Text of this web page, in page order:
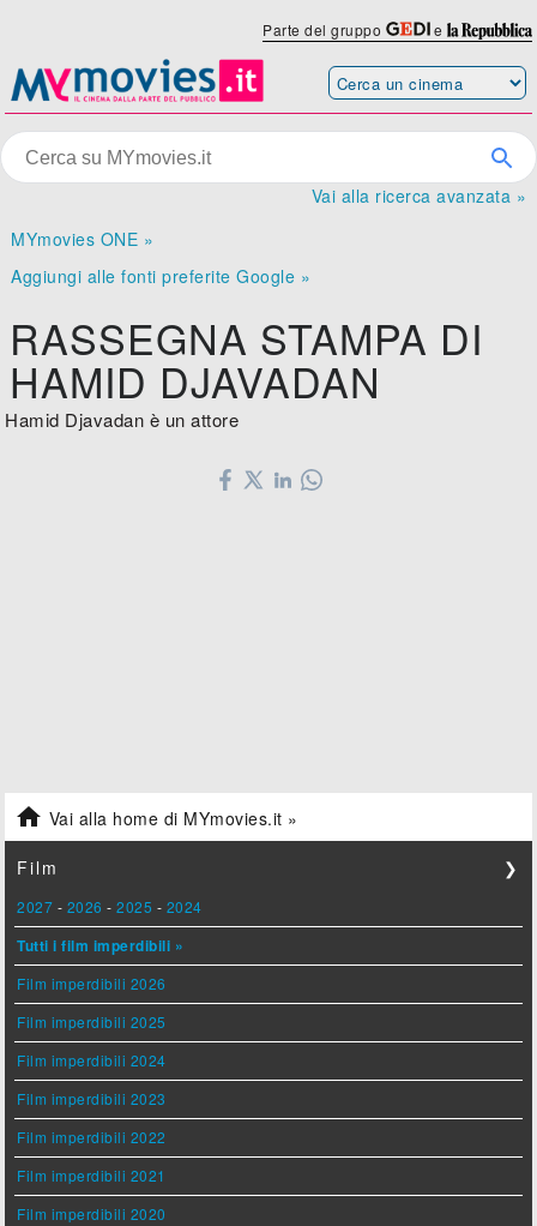
Parte del gruppo e
Vai alla ricerca avanzata »
MYmovies ONE »
Aggiungi alle fonti preferite Google »
RASSEGNA STAMPA DI
HAMID DJAVADAN
Hamid Djavadan è un attore
 Vai alla home di MYmovies.it »
Film ❯
2027 - 2026 -2025 - 2024
Tutti i film imperdibili »
Film imperdibili 2026
Film imperdibili 2025
Film imperdibili 2024
Film imperdibili 2023
Film imperdibili 2022
Film imperdibili 2021
Film imperdibili 2020